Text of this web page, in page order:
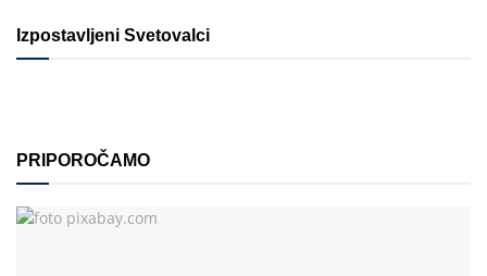
Izpostavljeni Svetovalci
PRIPOROČAMO